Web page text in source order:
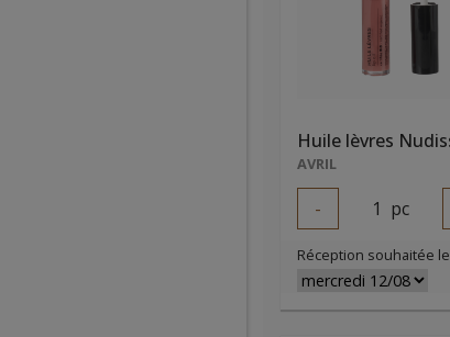
AVRIL
- 1 pc
Réception souhaitée le